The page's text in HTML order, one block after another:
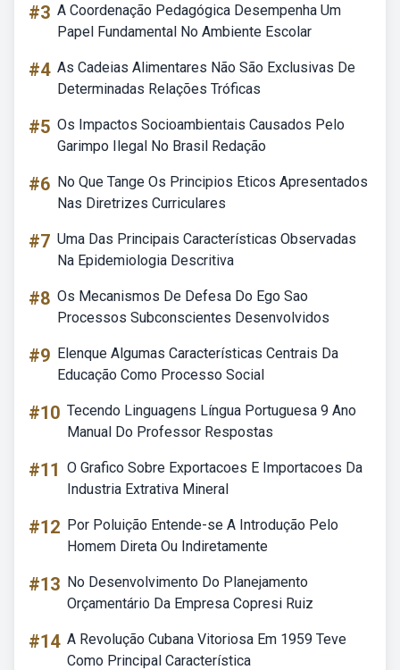
#3 A Coordenação Pedagógica Desempenha Um
Papel Fundamental No Ambiente Escolar
#4 As Cadeias Alimentares Não São Exclusivas De
Determinadas Relações Tróficas
#5 Os Impactos Socioambientais Causados Pelo
Garimpo Ilegal No Brasil Redação
#6 No Que Tange Os Principios Eticos Apresentados
Nas Diretrizes Curriculares
#7 Uma Das Principais Características Observadas
Na Epidemiologia Descritiva
#8 Os Mecanismos De Defesa Do Ego Sao
Processos Subconscientes Desenvolvidos
#9 Elenque Algumas Características Centrais Da
Educação Como Processo Social
#10 Tecendo Linguagens Língua Portuguesa 9 Ano
Manual Do Professor Respostas
#11 O Grafico Sobre Exportacoes E Importacoes Da
Industria Extrativa Mineral
#12 Por Poluição Entende-se A Introdução Pelo
Homem Direta Ou Indiretamente
#13 No Desenvolvimento Do Planejamento
Orçamentário Da Empresa Copresi Ruiz
#14 A Revolução Cubana Vitoriosa Em 1959 Teve
Como Principal Característica